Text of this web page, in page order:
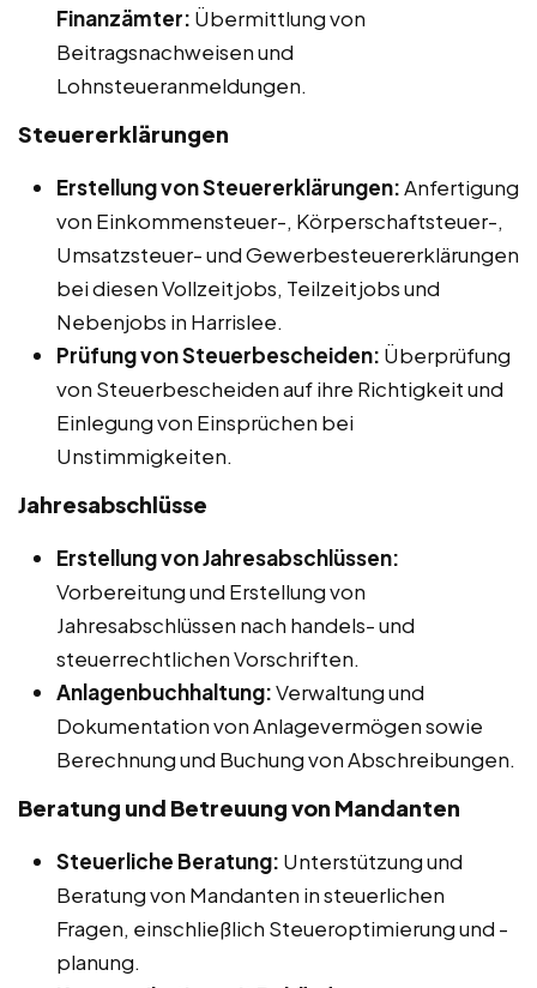
Finanzämter: Übermittlung von
Beitragsnachweisen und
Lohnsteueranmeldungen.
Steuererklärungen
Erstellung von Steuererklärungen:Anfertigung
von Einkommensteuer-, Körperschaftsteuer-,
Umsatzsteuer- und Gewerbesteuererklärungen
bei diesen Vollzeitjobs, Teilzeitjobs und
Nebenjobs in Harrislee.
Prüfung von Steuerbescheiden: Überprüfung
von Steuerbescheiden auf ihre Richtigkeit und
Einlegung von Einsprüchen bei
Unstimmigkeiten.
Jahresabschlüsse
Erstellung von Jahresabschlüssen:
Vorbereitung und Erstellung von
Jahresabschlüssen nach handels- und
steuerrechtlichen Vorschriften.
Anlagenbuchhaltung:Verwaltung und
Dokumentation von Anlagevermögen sowie
Berechnung und Buchung von Abschreibungen.
Beratung und Betreuung von Mandanten
Steuerliche Beratung: Unterstützung und
Beratung von Mandanten in steuerlichen
Fragen, einschließlich Steueroptimierung und -
planung.